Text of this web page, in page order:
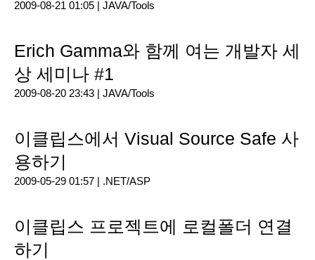
2009-08-21 01:05 | JAVA/Tools
Erich Gamma와 함께 여는 개발자 세
상 세미나 #1
2009-08-20 23:43 | JAVA/Tools
이클립스에서 Visual Source Safe 사
용하기
2009-05-29 01:57 | .NET/ASP
이클립스 프로젝트에 로컬폴더 연결
하기